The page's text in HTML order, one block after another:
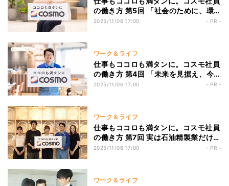
の働き方 第5回 「社会のために、環境
問題に向き合っていく」コスモエネル
2025/11/06 17:00 - PR -
ワーク＆ライフ
仕事もココロも満タンに。コスモ社員
の働き方 第4回 「未来を見据え、今す
べきことを着実に」コスモエネルギー
2025/11/06 17:00 - PR -
ワーク＆ライフ
仕事もココロも満タンに。コスモ社員
の働き方 第7回 実は石油精製業だけじ
ゃない？働き方は？理系学生がコスモ
2025/11/06 17:00 - PR -
ワーク＆ライフ